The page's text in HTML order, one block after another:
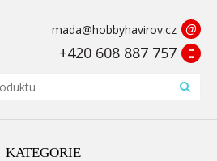
mada@hobbyhavirov.cz @
+420 608 887 757
KATEGORIE